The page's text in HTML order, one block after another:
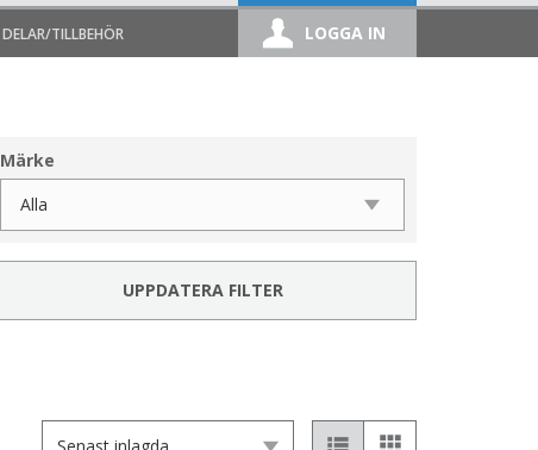
LOGGA IN
DELAR/TILLBEHÖR
Märke
UPPDATERA FILTER